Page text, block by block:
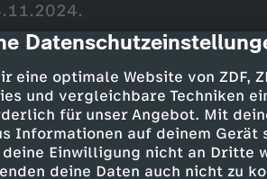
dialog-description
eine optimale Website von ZDF,
und vergleichbare Techniken
für unser Angebot. Mit
Informationen auf deinem
deine Einwilligung nicht an Dritte
deine Daten auch nicht zu